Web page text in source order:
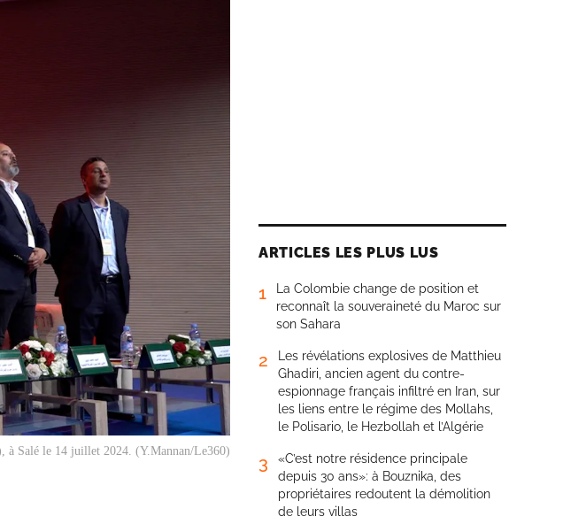
à Salé le 14 juillet 2024. (Y.Mannan/Le360)
ARTICLES LES PLUS LUS
1
La Colombie change de position et
reconnaît la souveraineté du Maroc sur
son Sahara
2
Les révélations explosives de Matthieu
Ghadiri, ancien agent du contre-
espionnage français infiltré en Iran, sur
les liens entre le régime des Mollahs,
le Polisario, le Hezbollah et l’Algérie
3
«C’est notre résidence principale
depuis 30 ans»: à Bouznika, des
propriétaires redoutent la démolition
de leurs villas